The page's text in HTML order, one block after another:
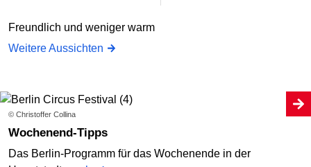
Freundlich und weniger warm
Weitere Aussichten
© Christoffer Collina
Wochenend-Tipps
Das Berlin-Programm für das Wochenende in der